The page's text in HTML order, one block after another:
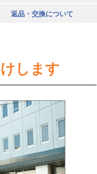
返品・交換について
します